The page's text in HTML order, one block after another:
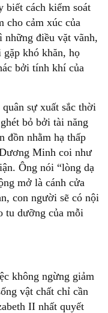
biết cách kiểm soát
cho cảm xúc của
điều vặt vãnh,
khó khăn, họ
bởi tính khí của
sự xuất sắc thời
bỏ bởi tài năng
đồn nhằm hạ thấp
Minh coi như
Ông nói “lòng dạ
mở là cánh cửa
con người sẽ có nội
tu dưỡng của mỗi
không ngừng giảm
vật chất chỉ cần
II nhất quyết